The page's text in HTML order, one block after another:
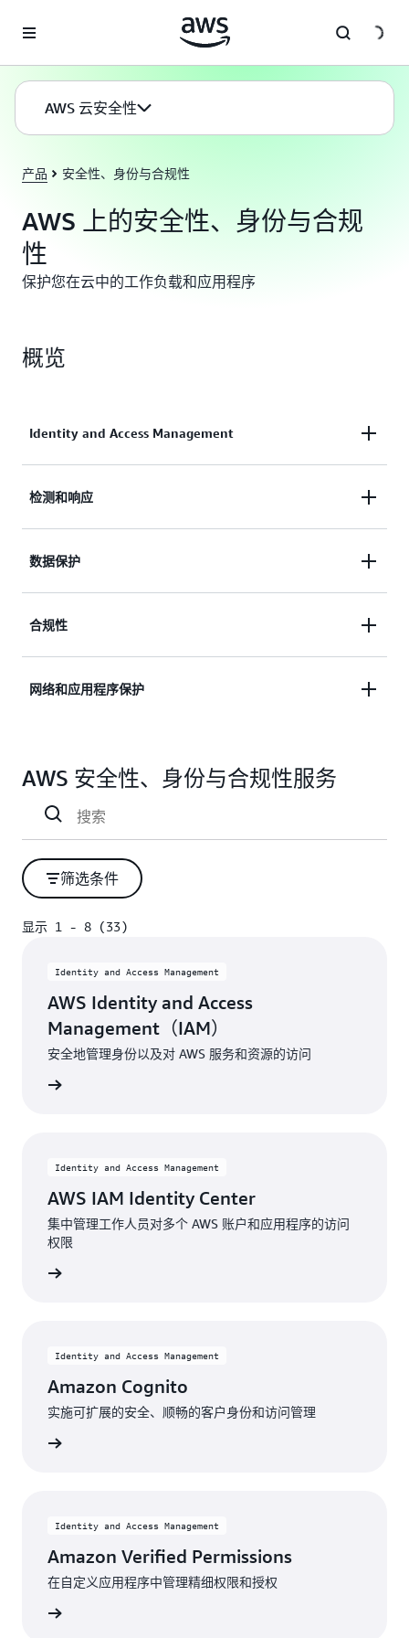
AWS 云安全性
产品 安全性、身份与合规性
AWS 上的安全性、身份与合规
性
保护您在云中的工作负载和应用程序
概览
Identity and Access Management
AWS Identity 服务有助于您安全地批量管理身份、资
和应用程序的访问权限。
了解详情
检测和响应
AWS 检测和响应服务通过持续识别安全风险并确定
全操作。
了解详情
数据保护
AWS 提供的服务可帮助您保护数据、账户和工作负
据和工作负载。
合规性
AWS 让您可以全面了解合规状况，并使用自动合规
了解详情
网络和应用程序保护
制点强制执行精细的安全策略。AWS 服务可帮助您
边界中发生未经授权的资源访问。
了解详情
AWS 安全性、身份与合规性服务
筛选条件
显示 1 - 8 (33)
Identity and Access Management
AWS Identity and Access
Management（IAM）
安全地管理身份以及对 AWS 服务和资源的访问
Identity and Access Management
AWS IAM Identity Center
集中管理工作人员对多个 AWS 账户和应用程序的访问
权限
Identity and Access Management
Amazon Cognito
实施可扩展的安全、顺畅的客户身份和访问管理
Identity and Access Management
Amazon Verified Permissions
在自定义应用程序中管理精细权限和授权